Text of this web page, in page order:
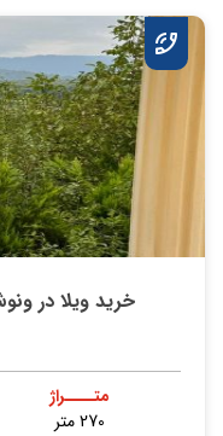
خرید ویلا در
متــــراژ
270 متر